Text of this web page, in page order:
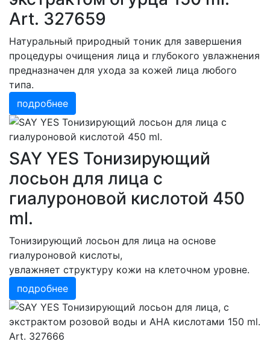
Art. 327659
Натуральный природный тоник для завершения
процедуры очищения лица и глубокого увлажнения
предназначен для ухода за кожей лица любого
типа.
подробнее
SAY YES Тонизирующий
лосьон для лица с
гиалуроновой кислотой 450
ml.
Тонизирующий лосьон для лица на основе
гиалуроновой кислоты,
увлажняет структуру кожи на клеточном уровне.
подробнее